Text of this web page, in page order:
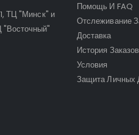
ТЦ "Минск" и
"Восточный"
Помощь И FAQ
Отслеживание
Доставка
История Заказов
Условия
Защита Личных